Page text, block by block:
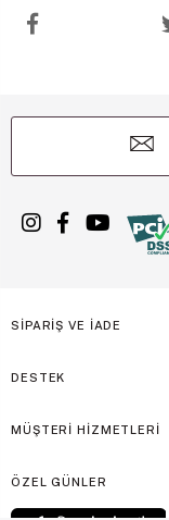
SİPARİŞ VE İADE
DESTEK
MÜŞTERİ HİZMETLERİ
ÖZEL GÜNLER